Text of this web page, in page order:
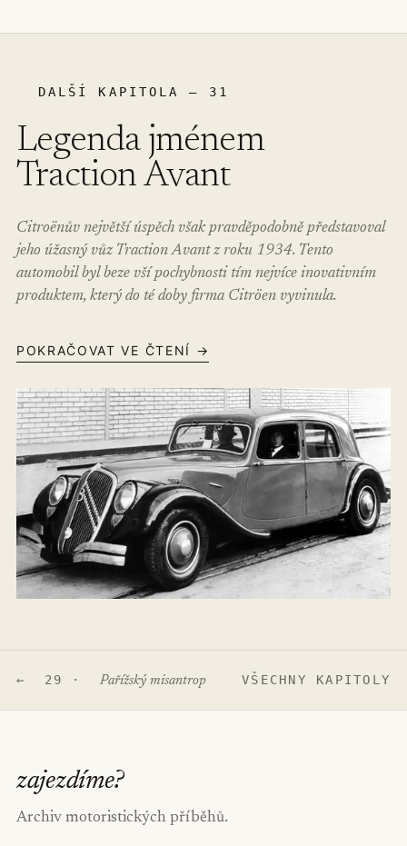
DALŠÍ KAPITOLA – 31
Legenda jménem
Traction Avant
Citroënův největší úspěch však pravděpodobně představoval
jeho úžasný vůz Traction Avant z roku 1934. Tento
automobil byl beze vší pochybnosti tím nejvíce inovativním
produktem, který do té doby firma Citröen vyvinula.
POKRAČOVAT VE ČTENÍ →
← 29 · Pařížský misantrop VŠECHNY KAPITOLY
zajezdíme?
Archiv motoristických příběhů.